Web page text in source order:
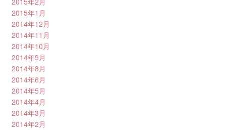
2015年1月
2014年12月
2014年11月
2014年10月
2014年9月
2014年8月
2014年6月
2014年5月
2014年4月
2014年3月
2014年2月